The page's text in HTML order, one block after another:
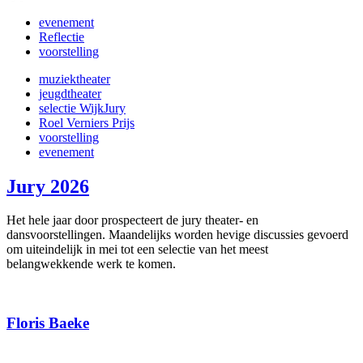
evenement
Reflectie
voorstelling
muziektheater
jeugdtheater
selectie WijkJury
Roel Verniers Prijs
voorstelling
evenement
Jury 2026
Het hele jaar door prospecteert de jury theater- en
dansvoorstellingen. Maandelijks worden hevige discussies gevoerd
om uiteindelijk in mei tot een selectie van het meest
belangwekkende werk te komen.
Floris Baeke